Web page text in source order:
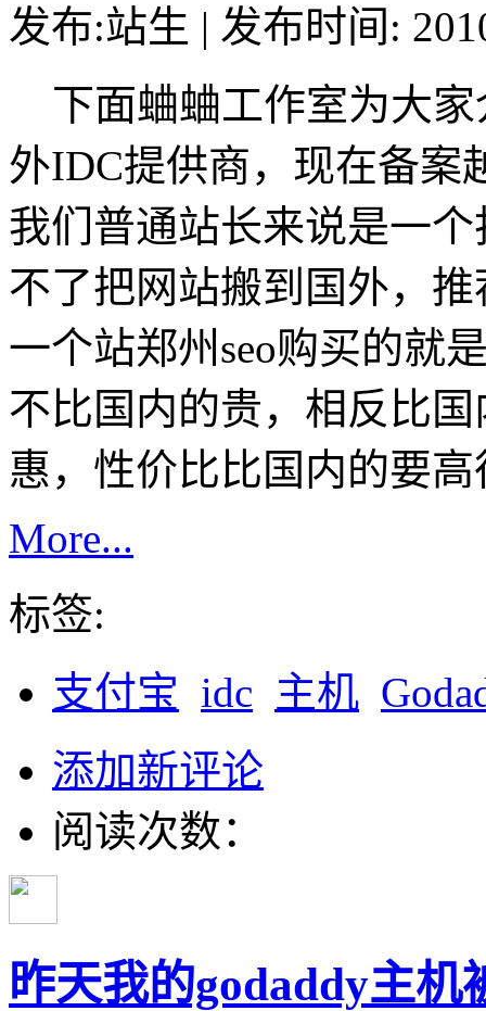
发布:站生 | 发布时间:
下面蛐蛐工作室为大家
外IDC提供商，现在备案
我们普通站长来说是一
不了把网站搬到国外，
一个站郑州seo购买的就
不比国内的贵，相反比
惠，性价比比国内的要
More...
标签:
支付宝 idc 主机
添加新评论
阅读次数：
昨天我的godaddy主机